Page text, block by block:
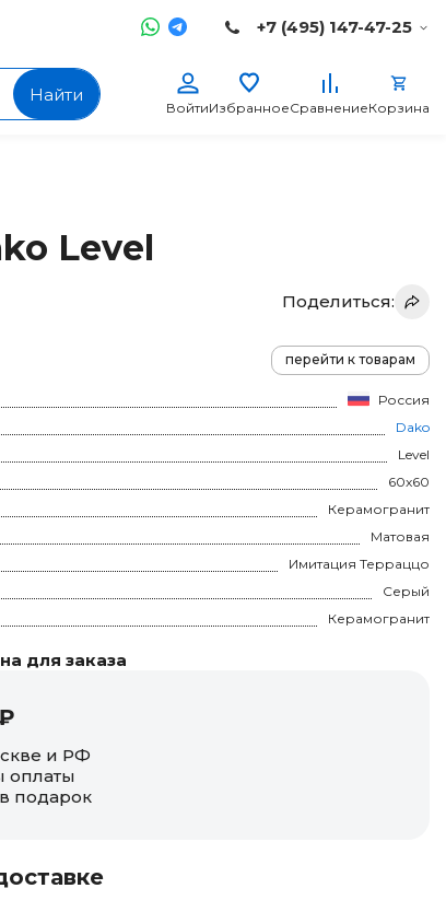
+7 (495) 147-47-25
Найти
ВойтиИзбранноеСравнениеКорзина
Level
Поделиться:
перейти к товарам
Россия
Dako
Level
60x60
Керамогранит
Матовая
Имитация Терраццо
Серый
Керамогранит
для заказа
и РФ
оплаты
подарок